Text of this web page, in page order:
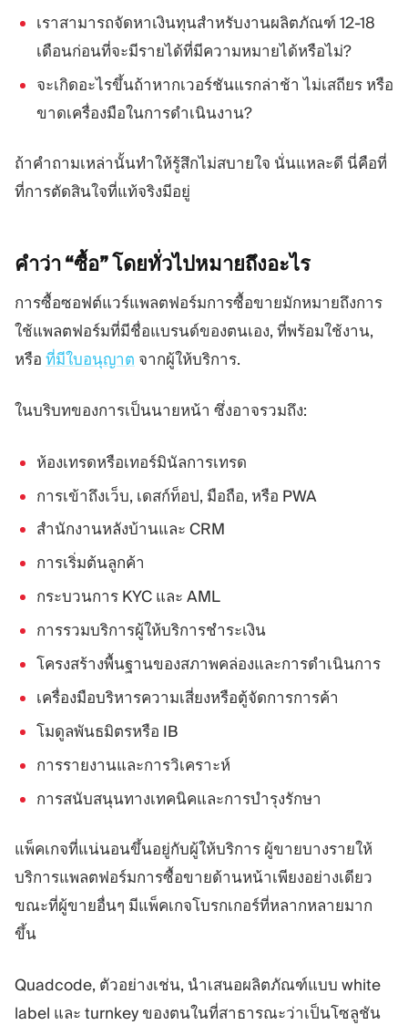
เราสามารถจัดหาเงินทุนสำหรับงานผลิตภัณฑ์ 12-18
เดือนก่อนที่จะมีรายได้ที่มีความหมายได้หรือไม่?
จะเกิดอะไรขึ้นถ้าหากเวอร์ชันแรกล่าช้า ไม่เสถียร หรือ
ขาดเครื่องมือในการดำเนินงาน?
ถ้าคำถามเหล่านั้นทำให้รู้สึกไม่สบายใจ นั่นแหละดี นี่คือที่
ที่การตัดสินใจที่แท้จริงมีอยู่
คำว่า “ซื้อ”โดยทั่วไปหมายถึงอะไร
การซื้อซอฟต์แวร์แพลตฟอร์มการซื้อขายมักหมายถึงการ
ใช้แพลตฟอร์มที่มีชื่อแบรนด์ของตนเอง, ที่พร้อมใช้งาน,
หรือ ที่มีใบอนุญาต จากผู้ให้บริการ.
ในบริบทของการเป็นนายหน้า ซึ่งอาจรวมถึง:
ห้องเทรดหรือเทอร์มินัลการเทรด
การเข้าถึงเว็บ, เดสก์ท็อป, มือถือ, หรือ PWA
สำนักงานหลังบ้านและ CRM
การเริ่มต้นลูกค้า
กระบวนการ KYC และ AML
การรวมบริการผู้ให้บริการชำระเงิน
โครงสร้างพื้นฐานของสภาพคล่องและการดำเนินการ
เครื่องมือบริหารความเสี่ยงหรือตู้จัดการการค้า
โมดูลพันธมิตรหรือ IB
การรายงานและการวิเคราะห์
การสนับสนุนทางเทคนิคและการบำรุงรักษา
แพ็คเกจที่แน่นอนขึ้นอยู่กับผู้ให้บริการ ผู้ขายบางรายให้
บริการแพลตฟอร์มการซื้อขายด้านหน้าเพียงอย่างเดียว
ขณะที่ผู้ขายอื่นๆ มีแพ็คเกจโบรกเกอร์ที่หลากหลายมาก
ขึ้น
Quadcode, ตัวอย่างเช่น, นำเสนอผลิตภัณฑ์แบบ white
label และ turnkey ของตนในที่สาธารณะว่าเป็นโซลูชัน